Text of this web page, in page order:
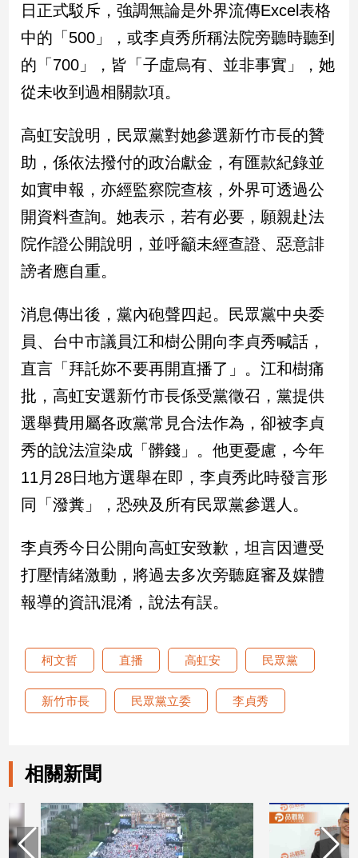
焦
品
觀
點
民
國
會
點
觀
點
兩
岸/
國
際
會/
地
方
新
冠
毒
區
南
灣
觀
點
觀
娛
日正式駁斥，強調無論是外界流傳Excel表格
中的「500」，或李貞秀所稱法院旁聽時聽到
的「700」，皆「子虛烏有、並非事實」，她
從未收到過相關款項。
高虹安說明，民眾黨對她參選新竹市長的贊
助，係依法撥付的政治獻金，有匯款紀錄並
如實申報，亦經監察院查核，外界可透過公
開資料查詢。她表示，若有必要，願親赴法
院作證公開說明，並呼籲未經查證、惡意誹
謗者應自重。
消息傳出後，黨內砲聲四起。民眾黨中央委
員、台中市議員江和樹公開向李貞秀喊話，
直言「拜託妳不要再開直播了」。江和樹痛
批，高虹安選新竹市長係受黨徵召，黨提供
選舉費用屬各政黨常見合法作為，卻被李貞
秀的說法渲染成「髒錢」。他更憂慮，今年
11月28日地方選舉在即，李貞秀此時發言形
同「潑糞」，恐殃及所有民眾黨參選人。
李貞秀今日公開向高虹安致歉，坦言因遭受
打壓情緒激動，將過去多次旁聽庭審及媒體
報導的資訊混淆，說法有誤。
柯文哲 直播 高虹安 民眾黨
新竹市長 民眾黨立委 李貞秀
相關新聞